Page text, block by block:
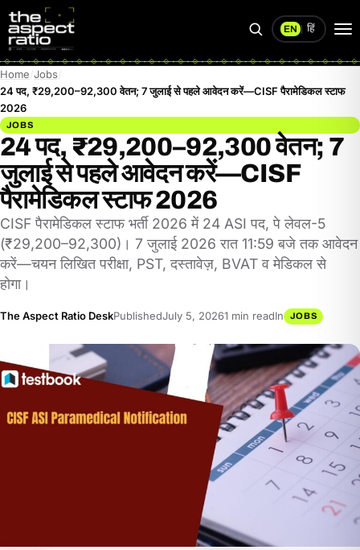
Search
EN हिं
Home Jobs
24 पद, ₹29,200–92,300 वेतन; 7 जुलाई से पहले आवेदन करें—CISF पैरामेडिकल स्टाफ
2026
JOBS
24 पद, ₹29,200–92,300 वेतन; 7
जुलाई से पहले आवेदन करें—CISF
पैरामेडिकल स्टाफ 2026
CISF पैरामेडिकल स्टाफ भर्ती 2026 में 24 ASI पद, पे लेवल-5
(₹29,200–92,300)। 7 जुलाई 2026 रात 11:59 बजे तक आवेदन
करें—चयन लिखित परीक्षा, PST, दस्तावेज़, BVAT व मेडिकल से
होगा।
The Aspect Ratio DeskPublishedJuly 5, 20261 min readIn JOBS